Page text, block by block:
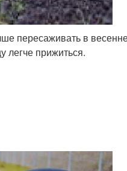
пересаживать в
легче прижиться.